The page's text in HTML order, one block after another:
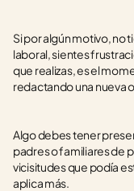
Si por algún motivo, no
laboral, sientes
que realizas, es el
redactando una nueva
Algo debes tener
padres o familiares de
vicisitudes que podía
aplica más.